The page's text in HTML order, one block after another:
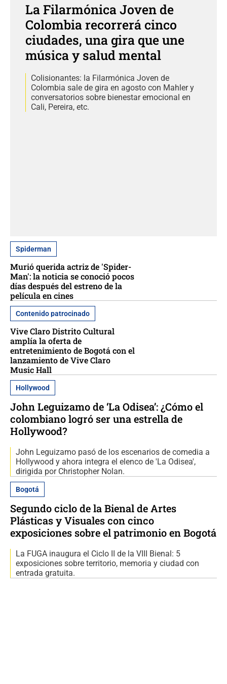
La Filarmónica Joven de
Colombia recorrerá cinco
ciudades, una gira que une
música y salud mental
Colisionantes: la Filarmónica Joven de
Colombia sale de gira en agosto con Mahler y
conversatorios sobre bienestar emocional en
Cali, Pereira, etc.
Spiderman
Murió querida actriz de 'Spider-
Man': la noticia se conoció pocos
días después del estreno de la
película en cines
Contenido patrocinado
Vive Claro Distrito Cultural
amplía la oferta de
entretenimiento de Bogotá con el
lanzamiento de Vive Claro
Music Hall
Hollywood
John Leguizamo de ‘La Odisea’: ¿Cómo el
colombiano logró ser una estrella de
Hollywood?
John Leguizamo pasó de los escenarios de comedia a
Hollywood y ahora integra el elenco de 'La Odisea',
dirigida por Christopher Nolan.
Bogotá
Segundo ciclo de la Bienal de Artes
Plásticas y Visuales con cinco
exposiciones sobre el patrimonio en Bogotá
La FUGA inaugura el Ciclo II de la VIII Bienal: 5
exposiciones sobre territorio, memoria y ciudad con
entrada gratuita.